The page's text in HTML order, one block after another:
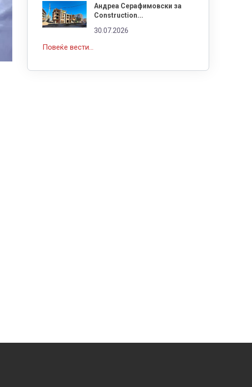
Андреа Серафимовски за
Construction...
30.07.2026
Повеќе вести...